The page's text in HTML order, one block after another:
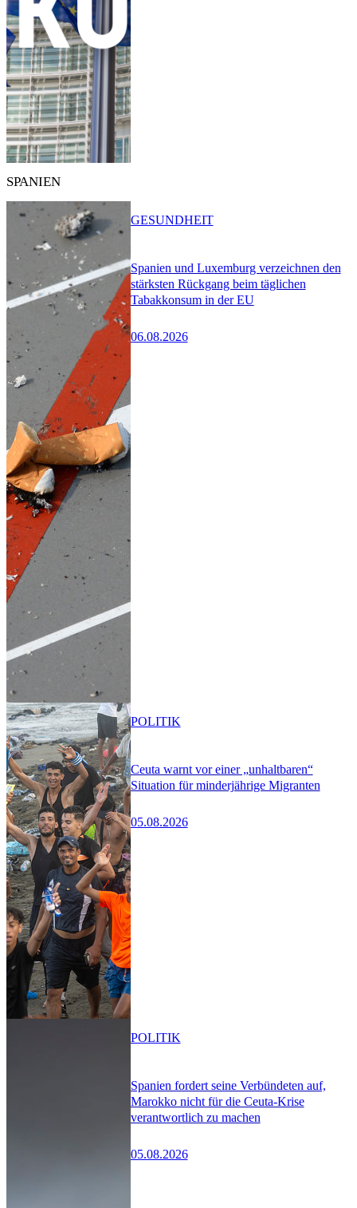
SPANIEN
Spanien und Luxemburg verzeichnen den
stärksten Rückgang beim täglichen
Tabakkonsum in der EU
06.08.2026
GESUNDHEIT
Ceuta warnt vor einer „unhaltbaren“
Situation für minderjährige Migranten
05.08.2026
POLITIK
Spanien fordert seine Verbündeten auf,
Marokko nicht für die Ceuta-Krise
verantwortlich zu machen
05.08.2026
POLITIK